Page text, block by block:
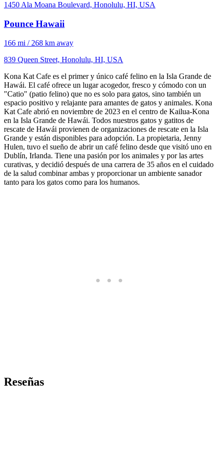
1450 Ala Moana Boulevard, Honolulu, HI, USA
Pounce Hawaii
166 mi / 268 km away
839 Queen Street, Honolulu, HI, USA
Kona Kat Cafe es el primer y único café felino en la Isla Grande de
Hawái. El café ofrece un lugar acogedor, fresco y cómodo con un
"Catio" (patio felino) que no es solo para gatos, sino también un
espacio positivo y relajante para amantes de gatos y animales. Kona
Kat Cafe abrió en noviembre de 2023 en el centro de Kailua-Kona
en la Isla Grande de Hawái. Todos nuestros gatos y gatitos de
rescate de Hawái provienen de organizaciones de rescate en la Isla
Grande y están disponibles para adopción. La propietaria, Jenny
Hulen, tuvo el sueño de abrir un café felino desde que visitó uno en
Dublín, Irlanda. Tiene una pasión por los animales y por las artes
curativas, y decidió después de una carrera de 35 años en el cuidado
de la salud combinar ambas y proporcionar un ambiente sanador
tanto para los gatos como para los humanos.
Reseñas